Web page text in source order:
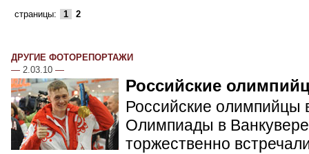
страницы: 1 2
ДРУГИЕ ФОТОРЕПОРТАЖИ
— 2.03.10 —
Российские
Российские олимпийцы
Олимпиады в
торжественно